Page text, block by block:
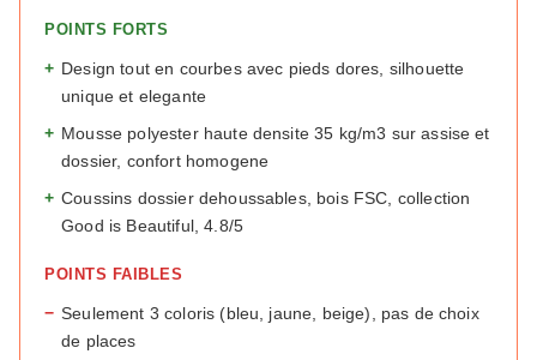
POINTS FORTS
+ Design tout en courbes avec pieds dores, silhouette
unique et elegante
+ Mousse polyester haute densite 35 kg/m3 sur assise et
dossier, confort homogene
+ Coussins dossier dehoussables, bois FSC, collection
Good is Beautiful, 4.8/5
POINTS FAIBLES
− Seulement 3 coloris (bleu, jaune, beige), pas de choix
de places